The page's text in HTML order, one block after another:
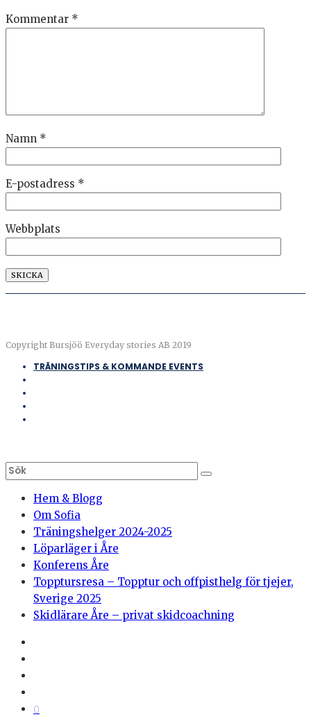
Kommentar *
Namn *
E-postadress *
Webbplats
Copyright Bursjöö Everyday stories AB 2019
TRÄNINGSTIPS & KOMMANDE EVENTS
Hem & Blogg
Om Sofia
Träningshelger 2024-2025
Löparläger i Åre
Konferens Åre
Topptursresa – Topptur och offpisthelg för tjejer,
Sverige 2025
Skidlärare Åre – privat skidcoachning
0